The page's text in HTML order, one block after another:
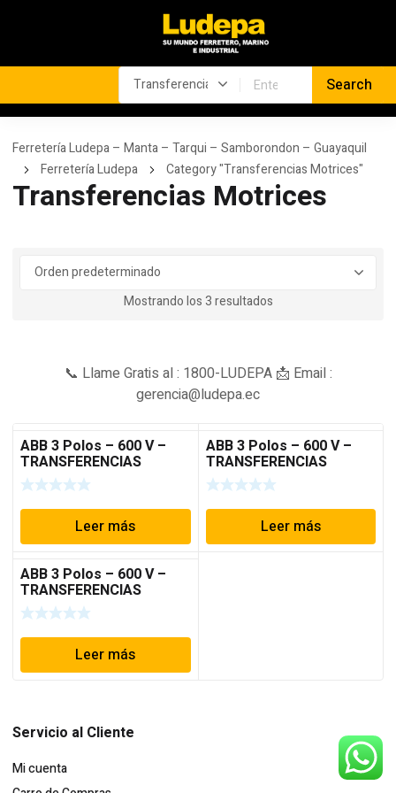
Ferretería Ludepa – Manta – Tarqui – Samborondon – Guayaquil
Ferretería Ludepa
Category "Transferencias Motrices"
Transferencias Motrices
Mostrando los 3 resultados
📞 Llame Gratis al : 1800-LUDEPA 📩 Email :
gerencia@ludepa.ec
ABB 3 Polos – 600 V –
TRANSFERENCIAS
MOTRICES
Leer más
ABB 3 Polos – 600 V –
TRANSFERENCIAS
MOTRICES
Leer más
ABB 3 Polos – 600 V –
TRANSFERENCIAS
MOTRICES
Leer más
Servicio al Cliente
Mi cuenta